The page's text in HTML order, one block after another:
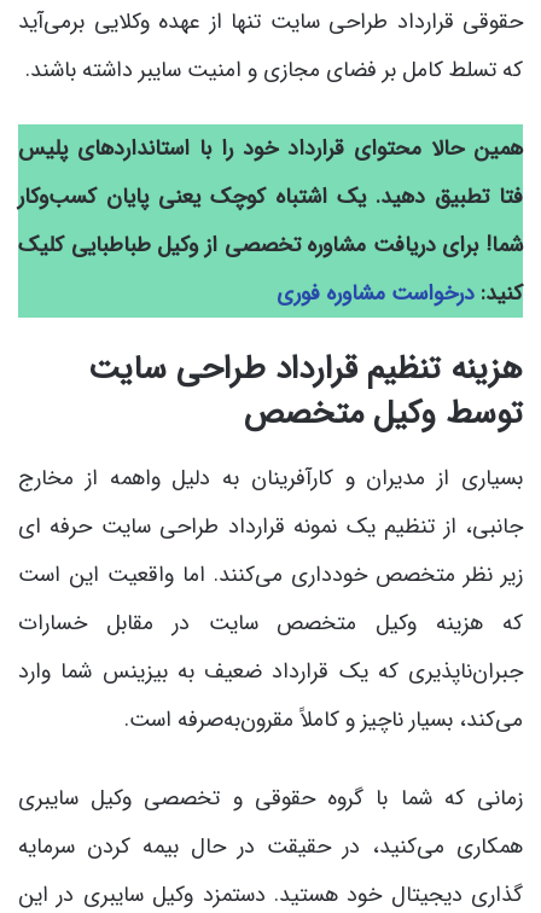
حقوقی قرارداد طراحی سایت تنها از عهده وکلایی برمی‌آید
که تسلط کامل بر فضای مجازی و امنیت سایبر داشته باشند.
همین حالا محتوای قرارداد خود را با استانداردهای پلیس
فتا تطبیق دهید. یک اشتباه کوچک یعنی پایان کسب‌وکار
شما! برای دریافت مشاوره تخصصی از وکیل طباطبایی کلیک
کنید: درخواست مشاوره فوری
هزینه تنظیم قرارداد طراحی سایت
توسط وکیل متخصص
بسیاری از مدیران و کارآفرینان به دلیل واهمه از مخارج
جانبی، از تنظیم یک نمونه قرارداد طراحی سایت حرفه ای
زیر نظر متخصص خودداری می‌کنند. اما واقعیت این است
که هزینه وکیل متخصص سایت در مقابل خسارات
جبران‌ناپذیری که یک قرارداد ضعیف به بیزینس شما وارد
می‌کند، بسیار ناچیز و کاملاً مقرون‌به‌صرفه است.
زمانی که شما با گروه حقوقی و تخصصی وکیل سایبری
همکاری می‌کنید، در حقیقت در حال بیمه کردن سرمایه
گذاری دیجیتال خود هستید. دستمزد وکیل سایبری در این